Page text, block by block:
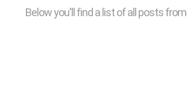
Below you'll find a list of all posts from